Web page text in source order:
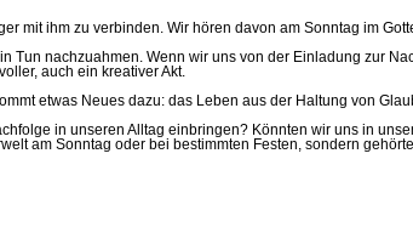
mit ihm zu verbinden. Wir hören davon am Sonntag im
nachzuahmen. Wenn wir uns von der Einladung zur
auch ein kreativer Akt.
etwas Neues dazu: das Leben aus der Haltung von
in unseren Alltag einbringen? Könnten wir uns in
am Sonntag oder bei bestimmten Festen, sondern